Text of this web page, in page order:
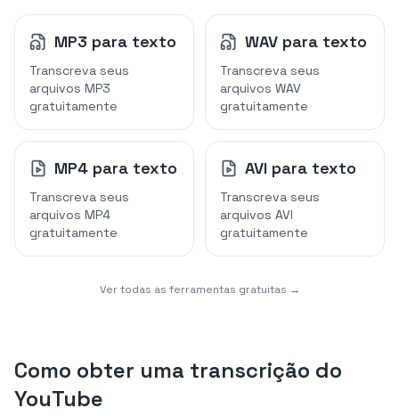
MP3 para texto
Transcreva seus
arquivos MP3
gratuitamente
WAV para texto
Transcreva seus
arquivos WAV
gratuitamente
MP4 para texto
Transcreva seus
arquivos MP4
gratuitamente
AVI para texto
Transcreva seus
arquivos AVI
gratuitamente
Ver todas as ferramentas gratuitas →
Como obter uma transcrição do
YouTube